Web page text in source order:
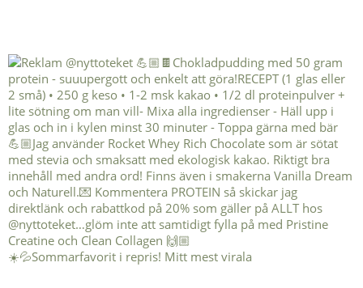
☀️💦Sommarfavorit i repris! Mitt mest virala